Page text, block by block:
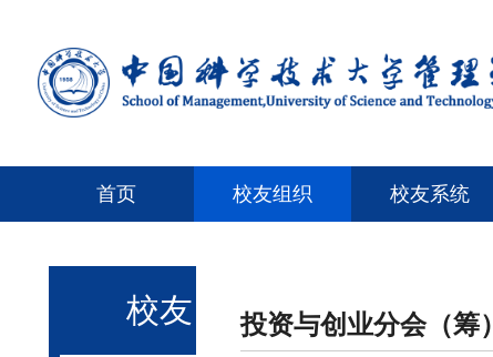
首页 校友组织 校友系统
校友 投资与创业分会（筹）